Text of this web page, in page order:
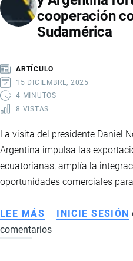
ADUANERA
cooperación
Sudamérica
ARTÍCULO
15 DICIEMBRE, 2025
4 MINUTOS
8 VISTAS
La visita del presidente Daniel
Argentina impulsa las
ecuatorianas, amplía la
oportunidades comerciales
LEE MÁS SOBRE
GIRA
INICIE SESIÓN
comentarios